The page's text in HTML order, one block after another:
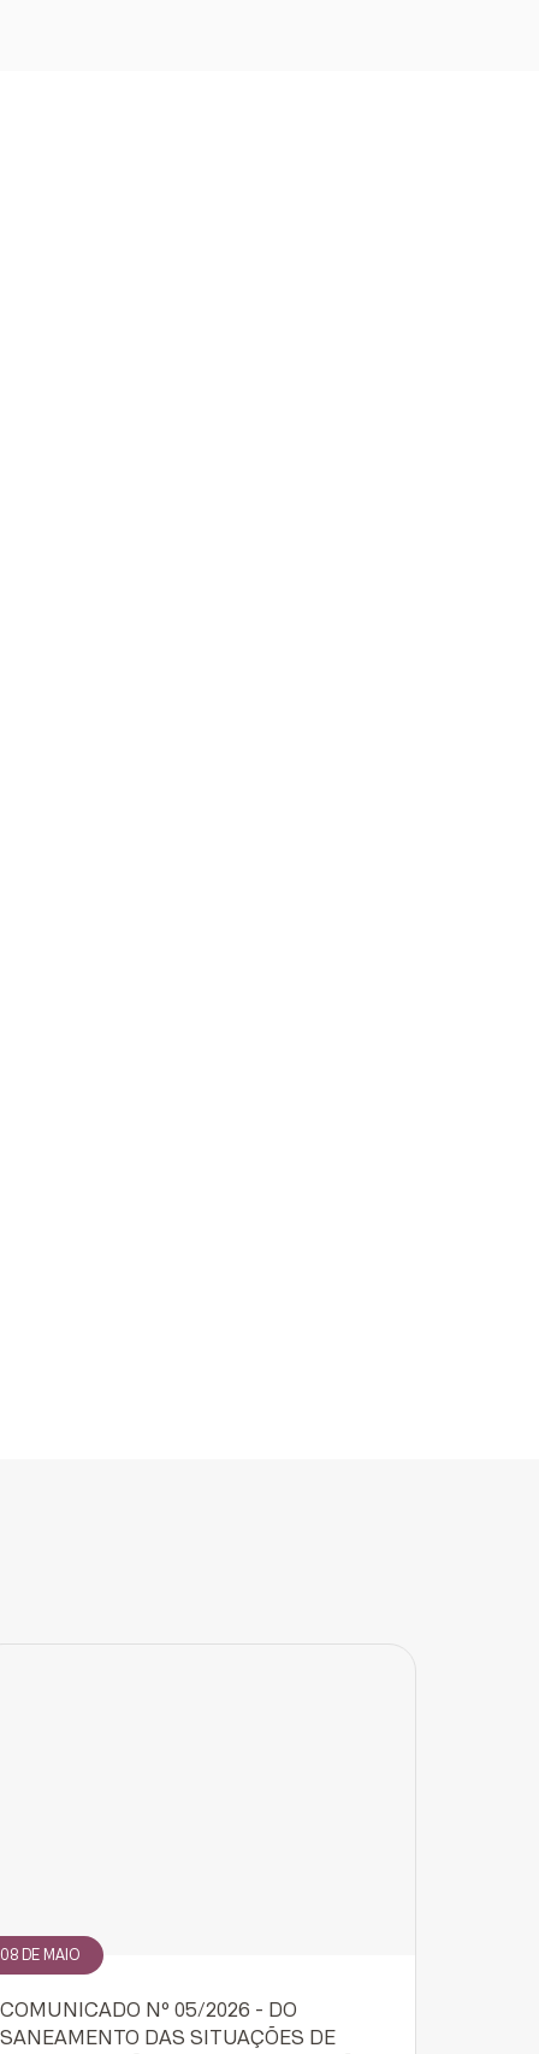
08 DE MAIO
COMUNICADO Nº 05/2026 - DO
SANEAMENTO DAS SITUAÇÕES DE